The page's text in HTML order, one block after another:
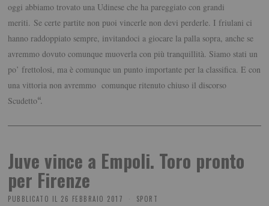
oggi abbiamo trovato una Udinese che ha pareggiato con grandi
meriti. Se certe partite non puoi vincerle non devi perderle. I friulani ci
hanno raddoppiato sempre, invitandoci a giocare la palla sopra, anche se
avremmo dovuto comunque muoverla con più tranquillità. Siamo stati un
po’ frettolosi, ma è comunque un punto importante per la classifica. E con
una vittoria non avremmo comunque ritenuto chiuso il discorso
Scudetto“.
Juve vince a Empoli. Toro pronto
per Firenze
PUBBLICATO IL 26 FEBBRAIO 2017 SPORT